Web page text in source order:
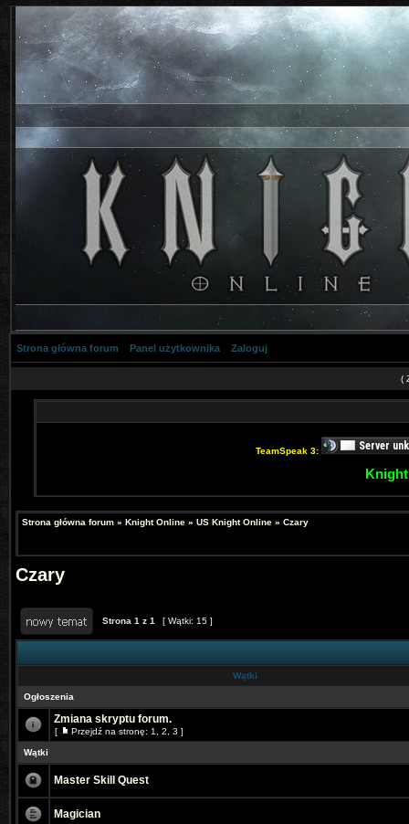
Strona główna forum Panel użytkownika Zaloguj
(
TeamSpeak 3:
Strona główna forum » Knight Online » US Knight Online » Czary
Czary
Strona 1 z 1 [ Wątki: 15 ]
Wątki
Ogłoszenia
Zmiana skryptu forum.
[ Przejdź na stronę: 1 2 3 ]
Wątki
Master Skill Quest
Magician